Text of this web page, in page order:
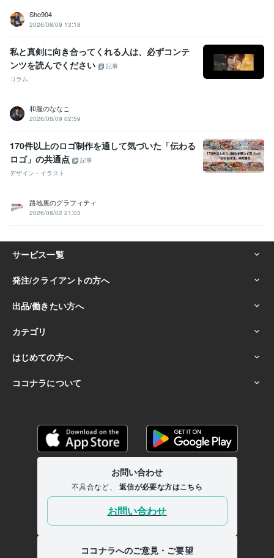
Sho904
2026/08/09 13:18
私と真剣に向き合ってくれる人は、必ずコンテ
ンツを読んでください
記事
コラム
和服のななこ
2026/08/09 02:59
170件以上のロゴ制作を通して気づいた「伝わる
ロゴ」の共通点
記事
デザイン・イラスト
路地裏のグラフィティ
2026/08/02 21:03